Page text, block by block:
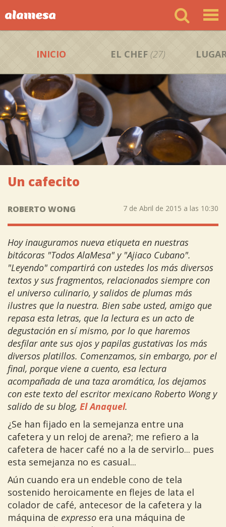
INICIO EL CHEF (27)
Un cafecito
ROBERTO WONG 7 de Abril de 2015 a las 10:30
Hoy inauguramos nueva etiqueta en nuestras
bitácoras "Todos AlaMesa" y "Ajiaco Cubano".
"Leyendo" compartirá con ustedes los más diversos
textos y sus fragmentos, relacionados siempre con
el universo culinario, y salidos de plumas más
ilustres que la nuestra. Bien sabe usted, amigo que
repasa esta letras, que la lectura es un acto de
degustación en sí mismo, por lo que haremos
desfilar ante sus ojos y papilas gustativas los más
diversos platillos. Comenzamos, sin embargo, por el
final, porque viene a cuento, esa lectura
acompañada de una taza aromática, los dejamos
con este texto del escritor mexicano Roberto Wong y
salido de su blog, El Anaquel.
¿Se han fijado en la semejanza entre una
cafetera y un reloj de arena?; me refiero a la
cafetera de hacer café no a la de servirlo... pues
esta semejanza no es casual...
Aún cuando era un endeble cono de tela
sostenido heroicamente en flejes de lata el
colador de café, antecesor de la cafetera y la
máquina de expresso era una máquina de